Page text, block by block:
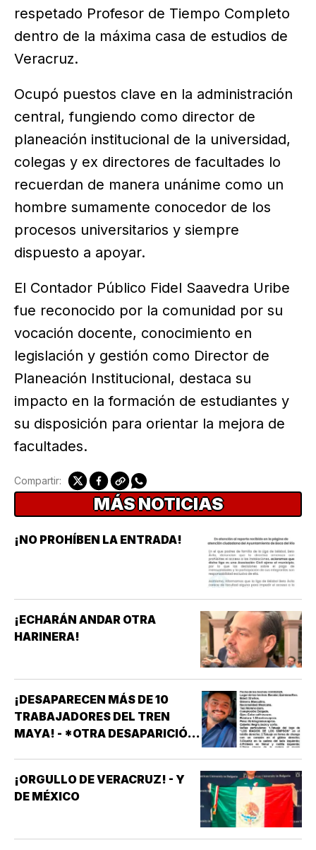
respetado Profesor de Tiempo Completo
dentro de la máxima casa de estudios de
Veracruz.
Ocupó puestos clave en la administración
central, fungiendo como director de
planeación institucional de la universidad,
colegas y ex directores de facultades lo
recuerdan de manera unánime como un
hombre sumamente conocedor de los
procesos universitarios y siempre
dispuesto a apoyar.
El Contador Público Fidel Saavedra Uribe
fue reconocido por la comunidad por su
vocación docente, conocimiento en
legislación y gestión como Director de
Planeación Institucional, destaca su
impacto en la formación de estudiantes y
su disposición para orientar la mejora de
facultades.
Compartir:
MÁS NOTICIAS
¡NO PROHÍBEN LA ENTRADA!
¡ECHARÁN ANDAR OTRA
HARINERA!
¡DESAPARECEN MÁS DE 10
TRABAJADORES DEL TREN
MAYA! - *OTRA DESAPARICIÓN
¡ORGULLO DE VERACRUZ! - Y
DE MÉXICO